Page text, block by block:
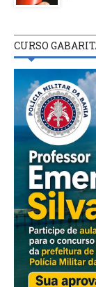
CURSO